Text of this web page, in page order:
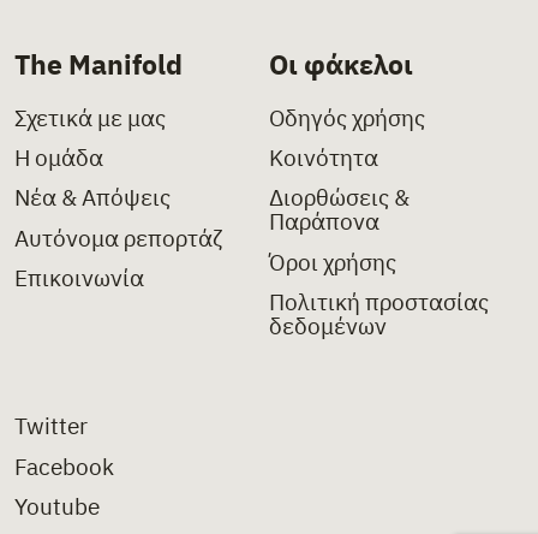
The Manifold
Σχετικά με μας
Η ομάδα
Νέα & Απόψεις
Αυτόνομα ρεπορτάζ
Επικοινωνία
Οι φάκελοι
Οδηγός χρήσης
Κοινότητα
Διορθώσεις &
Παράπονα
Όροι χρήσης
Πολιτική προστασίας
δεδομένων
Twitter
Facebook
Youtube